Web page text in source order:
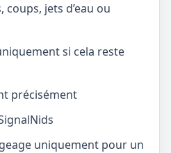
coups, jets d’eau ou
si cela reste
précisément
uniquement pour un